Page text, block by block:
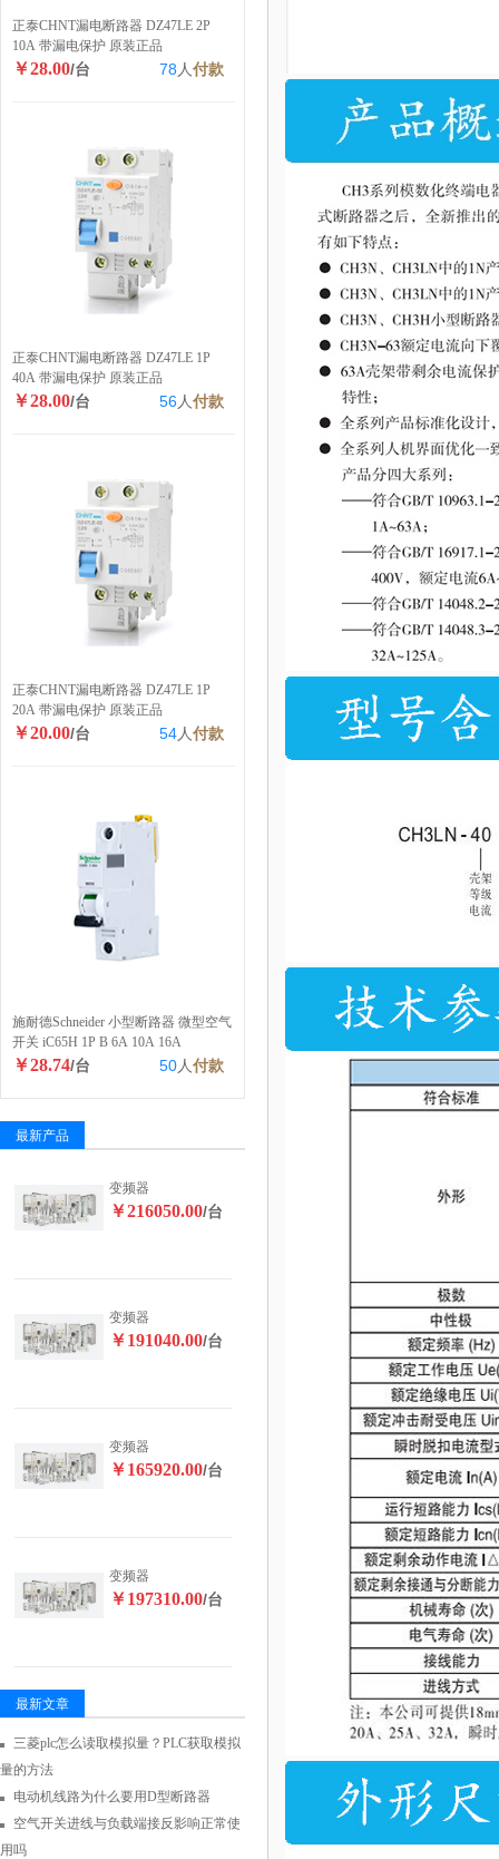
正泰CHNT漏电断路器 DZ47LE 2P
10A 带漏电保护 原装正品
￥28.00/台 78 人付款
正泰CHNT漏电断路器 DZ47LE 1P
40A 带漏电保护 原装正品
￥28.00/台 56人付款
正泰CHNT漏电断路器 DZ47LE 1P
20A 带漏电保护 原装正品
￥20.00/台 54人付款
施耐德Schneider 小型断路器 微型空气
开关 iC65H 1P B 6A 10A 16A
￥28.74/台 50人付款
最新产品
变频器
￥216050.00/台
变频器
￥191040.00/台
变频器
￥165920.00/台
变频器
￥197310.00/台
最新文章
三菱plc怎么读取模拟量？PLC获取模拟
量的方法
电动机线路为什么要用D型断路器
空气开关进线与负载端接反影响正常使
用吗